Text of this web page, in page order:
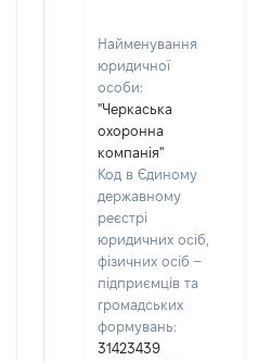
Найменування
юридичної
особи:
"Черкаська
охоронна
компанія"
Код в Єдиному
державному
реєстрі
юридичних осіб,
фізичних осіб –
підприємців та
громадських
формувань:
31423439